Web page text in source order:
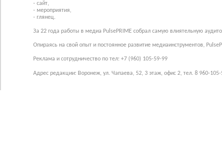
- сайт,
- мероприятия,
- глянец.
За 22 года работы в медиа PulsePRIME собрал самую влиятельную
Опираясь на свой опыт и постоянное развитие медиаинструментов,
Реклама и сотрудничество по тел: +7 (960) 105-59-99
Адрес редакции: Воронеж, ул. Чапаева, 52, 3 этаж, офис 2, тел. 8 960-